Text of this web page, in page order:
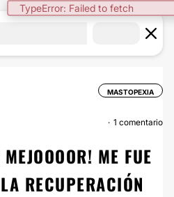
TypeError: Failed to fetch
MASTOPEXIA
1 comentario
ME FUE
RECUPERACIÓN